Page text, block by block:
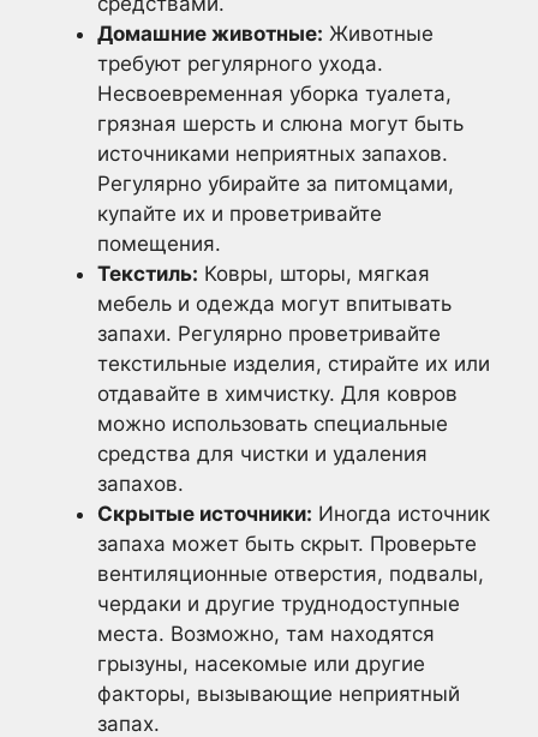
Домашние животные: Животные
требуют регулярного ухода.
Несвоевременная уборка туалета,
грязная шерсть и слюна могут быть
источниками неприятных запахов.
Регулярно убирайте за питомцами,
купайте их и проветривайте
помещения.
Текстиль: Ковры, шторы, мягкая
мебель и одежда могут впитывать
запахи. Регулярно проветривайте
текстильные изделия, стирайте их или
отдавайте в химчистку. Для ковров
можно использовать специальные
средства для чистки и удаления
запахов.
Скрытые источники: Иногда источник
запаха может быть скрыт. Проверьте
вентиляционные отверстия, подвалы,
чердаки и другие труднодоступные
места. Возможно, там находятся
грызуны, насекомые или другие
факторы, вызывающие неприятный
запах.